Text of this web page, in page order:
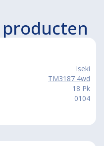
Iseki
TM3187 4wd
18 Pk
0104